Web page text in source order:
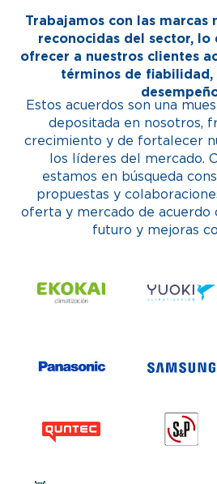
Trabajamos con las marcas
reconocidas del sector, lo
ofrecer a nuestros clientes
términos de fiabilidad,
Estos acuerdos son una
depositada en nosotros,
crecimiento y de fortalecer
los líderes del mercado.
estamos en búsqueda
propuestas y
oferta y mercado de acuerdo
futuro y mejoras